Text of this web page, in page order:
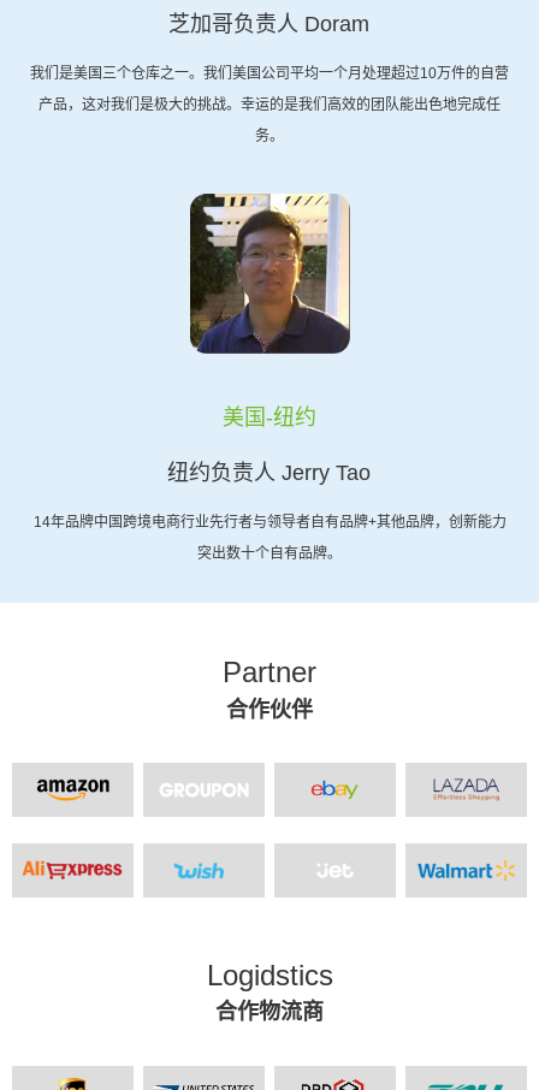
芝加哥负责人 Doram
我们是美国三个仓库之一。我们美国公司平均一个月处理超过10万件的自营
产品，这对我们是极大的挑战。幸运的是我们高效的团队能出色地完成任
务。
美国-纽约
纽约负责人 Jerry Tao
14年品牌中国跨境电商行业先行者与领导者自有品牌+其他品牌，创新能力
突出数十个自有品牌。
Partner
合作伙伴
Logidstics
合作物流商